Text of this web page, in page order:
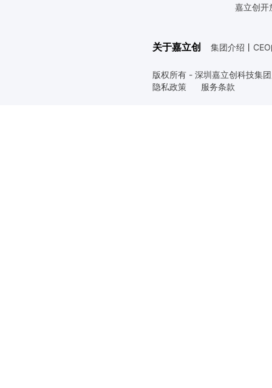
嘉立创开
关于嘉立创 集团介绍 丨
版权所有 - 深圳嘉立创科技集
隐私政策
服务条款